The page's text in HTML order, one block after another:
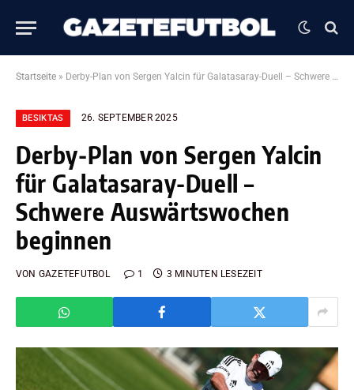
Startseite » Derby-Plan von Sergen Yalcin für Galatasaray-Duell – Schwere Auswärtswochen beginnen
BESIKTAS 26. SEPTEMBER 2025
Derby-Plan von Sergen Yalcin
für Galatasaray-Duell –
Schwere Auswärtswochen
beginnen
VON GAZETEFUTBOL 1 3 MINUTEN LESEZEIT